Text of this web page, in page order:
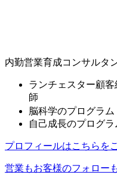
内勤営業育成コンサルタ
ランチェスター顧客
師
脳科学のプログラ
自己成長のプログ
プロフィールはこちらを
営業もお客様のフォロー